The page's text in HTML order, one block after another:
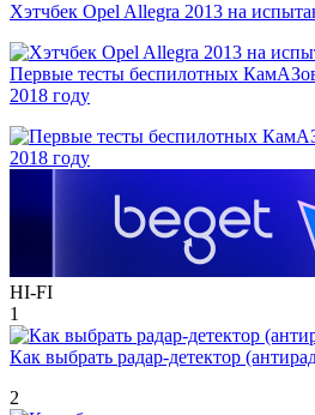
Хэтчбек Opel Allegra 2013 на
Первые тесты беспилотных
2018 году
HI-FI
1
Как выбрать радар-детектор
2